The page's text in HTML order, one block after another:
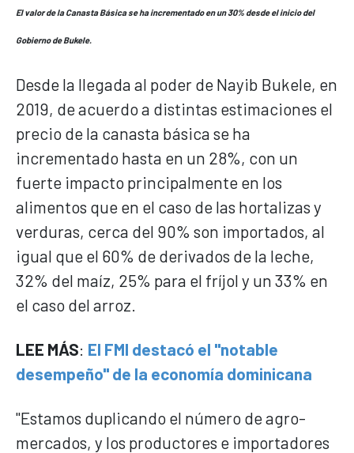
El valor de la Canasta Básica se ha incrementado en un 30% desde el inicio del
Gobierno de Bukele.
Desde la llegada al poder de Nayib Bukele, en
2019, de acuerdo a distintas estimaciones el
precio de la canasta básica se ha
incrementado hasta en un 28%, con un
fuerte impacto principalmente en los
alimentos que en el caso de las hortalizas y
verduras, cerca del 90% son importados, al
igual que el 60% de derivados de la leche,
32% del maíz, 25% para el fríjol y un 33% en
el caso del arroz.
LEE MÁS: El FMI destacó el "notable
desempeño" de la economía dominicana
"Estamos duplicando el número de agro-
mercados, y los productores e importadores